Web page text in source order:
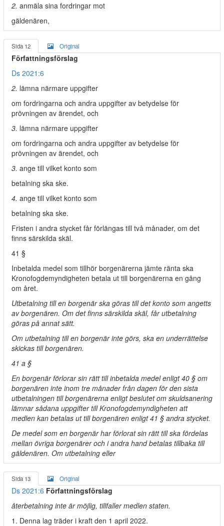
2. anmäla sina fordringar mot
gäldenären,
Sida 12 Original
Författningsförslag
Ds 2021:6
2. lämna närmare uppgifter
om fordringarna och andra uppgifter av betydelse för
prövningen av ärendet, och
3. lämna närmare uppgifter
om fordringarna och andra uppgifter av betydelse för
prövningen av ärendet, och
3. ange till vilket konto som
betalning ska ske.
4. ange till vilket konto som
betalning ska ske.
Fristen i andra stycket får förlängas till två månader, om det
finns särskilda skäl.
41 §
Inbetalda medel som tillhör borgenärerna jämte ränta ska
Kronofogdemyndigheten betala ut till borgenärerna en gång
om året.
Utbetalning till en borgenär ska göras till det konto som angetts
av borgenären. Om det finns särskilda skäl, får utbetalning
göras på annat sätt.
Om utbetalning till en borgenär inte görs, ska en underrättelse
skickas till borgenären.
41 a §
En borgenär förlorar sin rätt till inbetalda medel enligt 40 § om
borgenären inte inom tre månader från dagen för den sista
utbetalningen till borgenärerna enligt beslutet om skuldsanering
lämnar sådana uppgifter till Kronofogdemyndigheten att
medlen kan betalas ut till borgenären enligt 41 § andra stycket.
De medel som en borgenär har förlorat sin rätt till ska fördelas
mellan övriga borgenärer och i andra hand betalas tillbaka till
gäldenären. Om utbetalning eller
Sida 13 Original
Ds 2021:6 Författningsförslag
återbetalning inte är möjlig, tillfaller medlen staten.
1. Denna lag träder i kraft den 1 april 2022.